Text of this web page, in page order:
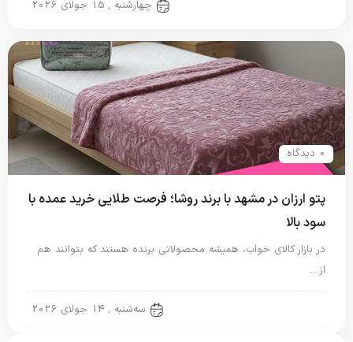
چهارشنبه , 15 جولای 2026
0 دیدگاه
پتو ارزان در مشهد با برند روشا؛ فرصت طلایی خرید عمده با
سود بالا
در بازار کالای خواب، همیشه محصولاتی برنده هستند که بتوانند هم
از…
سه‌شنبه , 14 جولای 2026